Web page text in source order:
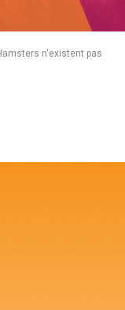
n'existent pas